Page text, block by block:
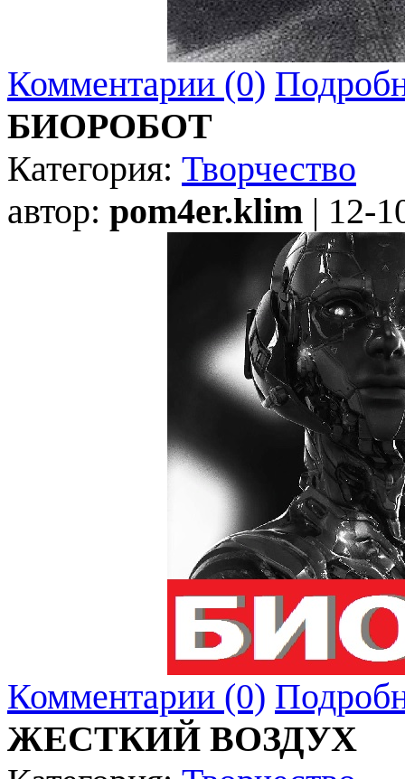
Комментарии (0)
БИОРОБОТ
Категория: Творчество
автор: pom4er.klim | 12-
Комментарии (0)
ЖЕСТКИЙ ВОЗДУХ